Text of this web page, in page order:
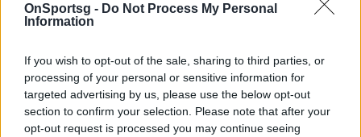
OnSportsg - Do Not Process My Personal
Information
If you wish to opt-out of the sale, sharing to third parties, or
processing of your personal or sensitive information for
targeted advertising by us, please use the below opt-out
section to confirm your selection. Please note that after your
opt-out request is processed you may continue seeing
ΜΟΝΑΚΟ (Ομπράντοβιτς):Οκομπό 12 (2/4 τρίποντα,
τρίποντα, 5 ριμπάουντ), Μπλόσομγκεϊμ 3 (1), Ντιάλο
16 (4/6 δίποντα, 1/1 τρίποντο, 5/7 βολές, 5
ριμπάουντ) , Μοερμάν , Μοτιεγιούνας 11 (3/4
δίποντα, 1/1 τρίποντο, 2/2 βολές, 3 ριμπάουντ, 3